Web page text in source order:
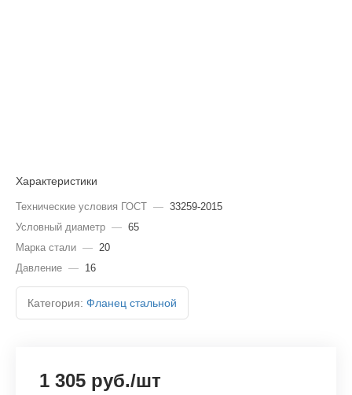
Характеристики
Технические условия ГОСТ — 33259-2015
Условный диаметр — 65
Марка стали — 20
Давление — 16
Категория: Фланец стальной
1 305 руб./шт